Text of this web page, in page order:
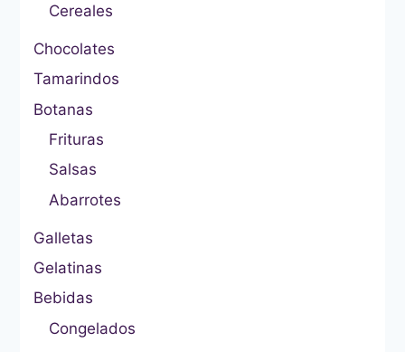
Cereales
Chocolates
Tamarindos
Botanas
Frituras
Salsas
Abarrotes
Galletas
Gelatinas
Bebidas
Congelados